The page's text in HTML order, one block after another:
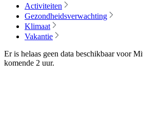
Activiteiten
Gezondheidsverwachting
Klimaat
Vakantie
Er is helaas geen data beschikbaar voor
komende 2 uur.